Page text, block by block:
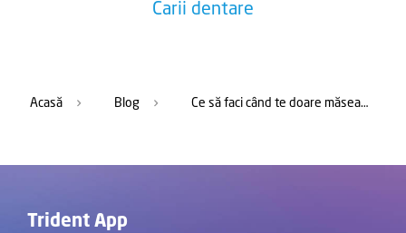
Carii dentare
Acasă Blog Ce să faci când te doare măseaua noaptea. Sfatul specialistului
Trident App